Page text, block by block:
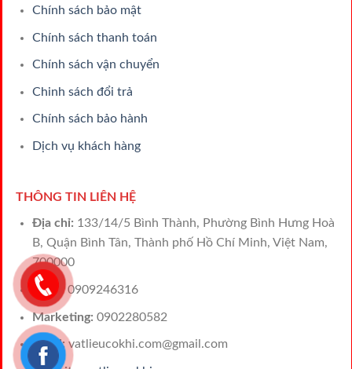
Chính sách bảo mật
Chính sách thanh toán
Chính sách vận chuyển
Chinh sách đổi trả
Chính sách bảo hành
Dịch vụ khách hàng
THÔNG TIN LIÊN HỆ
Địa chỉ: 133/14/5 Bình Thành, Phường Bình Hưng Hoà
B, Quận Bình Tân, Thành phố Hồ Chí Minh, Việt Nam,
700000
Sales:0909246316
Marketing: 0902280582
Email: vatlieucokhi.com@gmail.com